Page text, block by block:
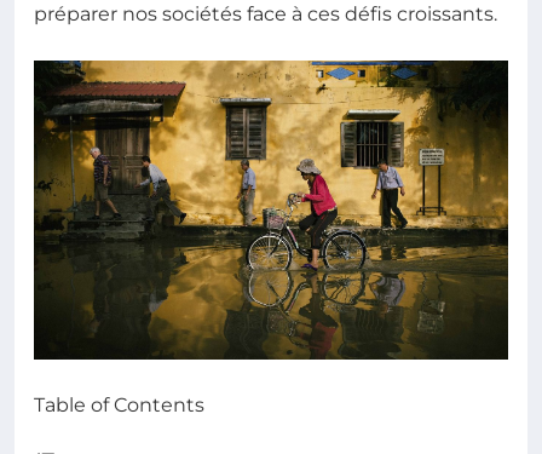
préparer nos sociétés face à ces défis croissants.
Table of Contents